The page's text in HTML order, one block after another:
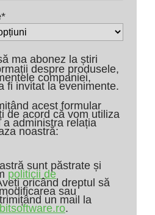
*
ma abonez la știri
despre produsele,
companiei,
fi invitat la evenimente.
acest formular
de acord că vom utiliza
administra relația
noastră:
sunt păstrate și
politicii de
oricând dreptul să
sau
un mail la
.